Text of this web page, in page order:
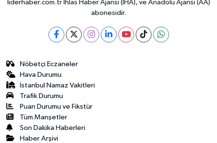
liderhaber.com.tr İhlas Haber Ajansı (İHA), ve Anadolu Ajansı (AA)
abonesidir.
Nöbetçi Eczaneler
Hava Durumu
İstanbul Namaz Vakitleri
Trafik Durumu
Puan Durumu ve Fikstür
Tüm Manşetler
Son Dakika Haberleri
Haber Arşivi